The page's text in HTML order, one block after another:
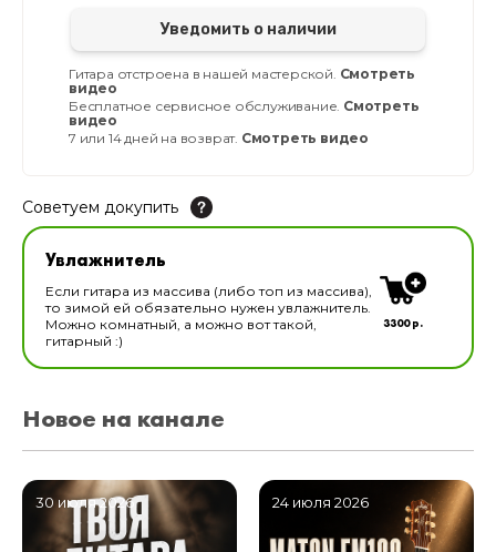
Уведомить о наличии
Гитара отстроена в нашей мастерской. Смотреть
видео
Бесплатное сервисное обслуживание. Смотреть
видео
7 или 14 дней на возврат. Смотреть видео
Советуем докупить
Увлажнитель для музыкальных инструментов
В наличии
Увлажнитель
Если гитара из массива (либо топ из массива),
то зимой ей обязательно нужен увлажнитель.
Можно комнатный, а можно вот такой,
гитарный :)
3300 р.
Новое на канале
30 июля 2026 24 июля 2026